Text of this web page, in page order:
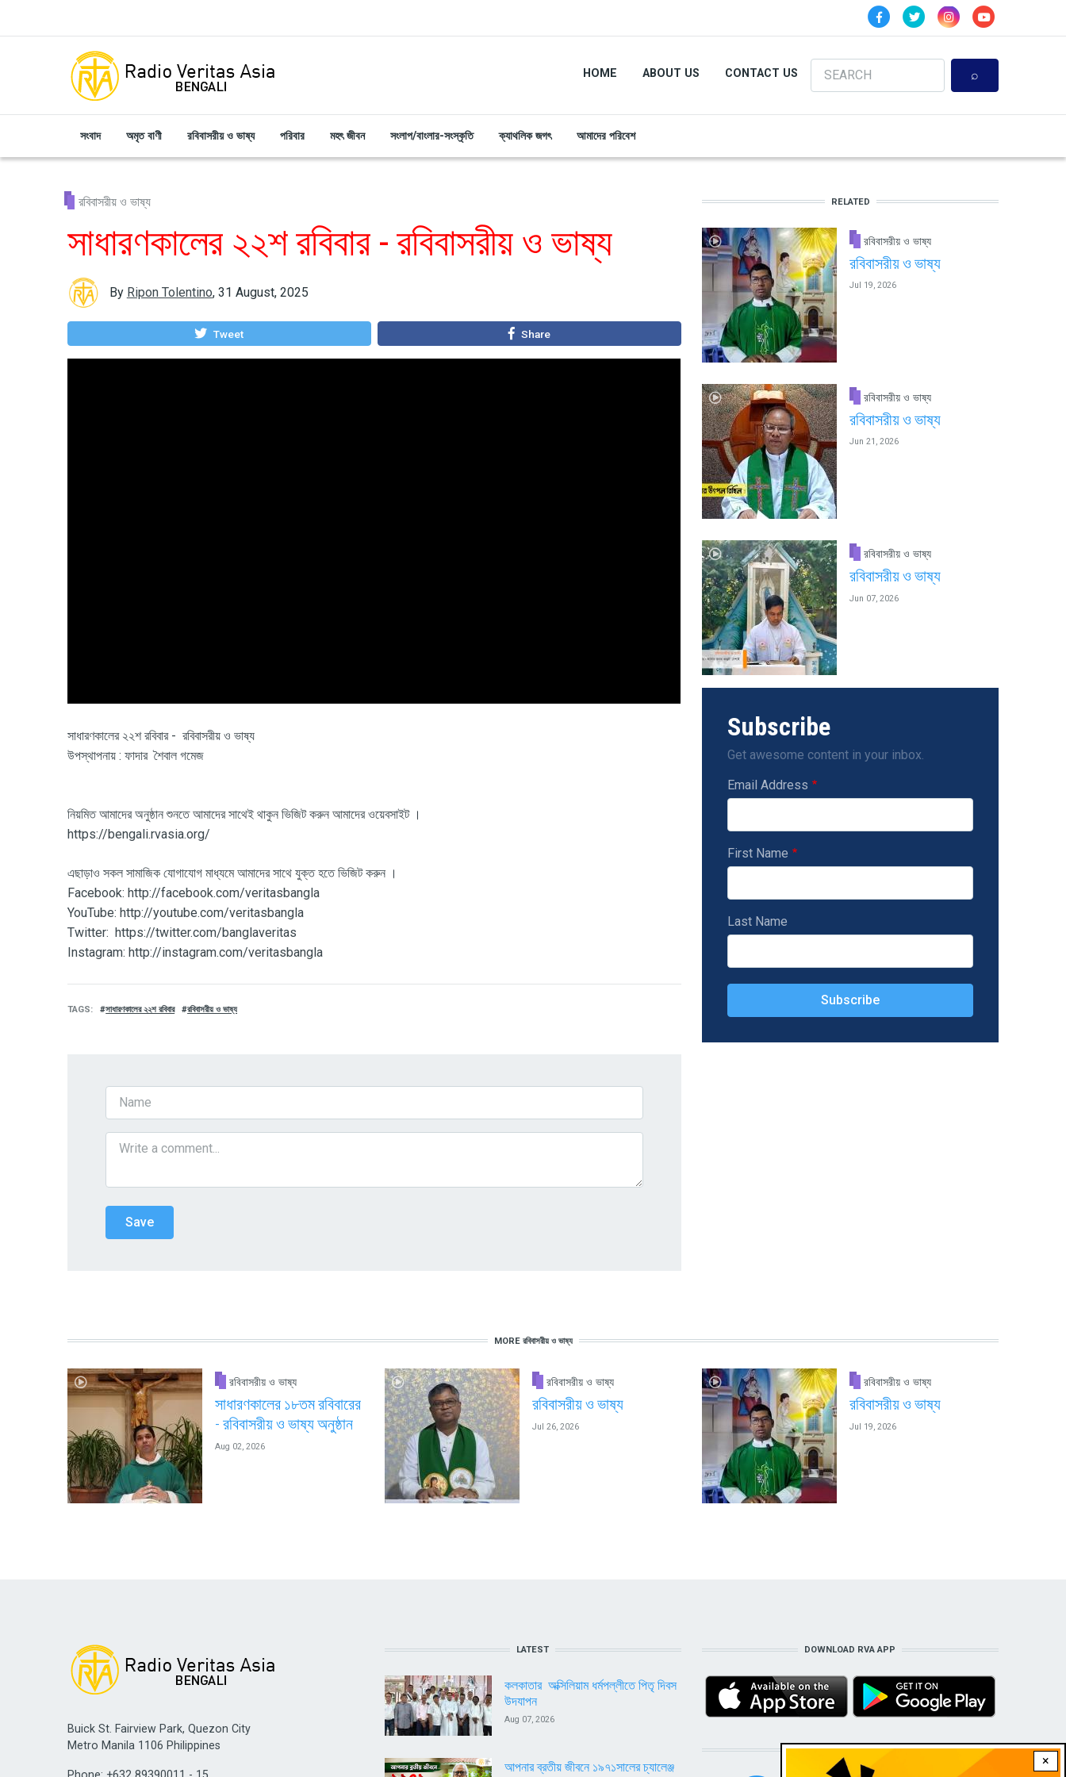
HOME ABOUT US CONTACT US Search
সংবাদ অমৃত বাণী রবিবাসরীয় ও ভাষ্য পরিবার মহৎ জীবন সংলাপ/বাংলার-সংস্কৃতি ক্যাথলিক জগৎ আমাদের পরিবেশ
রবিবাসরীয় ও ভাষ্য
সাধারণকালের ২২শ রবিবার - রবিবাসরীয় ও ভাষ্য
By Ripon Tolentino, 31 August, 2025
Tweet Share
সাধারণকালের ২২শ রবিবার - রবিবাসরীয় ও ভাষ্য
উপস্থাপনায় : ফাদার শৈবাল গমেজ
নিয়মিত আমাদের অনুষ্ঠান শুনতে আমাদের সাথেই থাকুন ভিজিট করুন আমাদের ওয়েবসাইট ।
https://bengali.rvasia.org/
এছাড়াও সকল সামাজিক যোগাযোগ মাধ্যমে আমাদের সাথে যুক্ত হতে ভিজিট করুন ।
Facebook: http://facebook.com/veritasbangla
YouTube: http://youtube.com/veritasbangla
Twitter: https://twitter.com/banglaveritas
Instagram: http://instagram.com/veritasbangla
TAGS সাধারণকালের ২২শ রবিবার রবিবাসরীয় ও ভাষ্য
RELATED
রবিবাসরীয় ও ভাষ্য
রবিবাসরীয় ও ভাষ্য
Jul 19, 2026
রবিবাসরীয় ও ভাষ্য
রবিবাসরীয় ও ভাষ্য
Jun 21, 2026
রবিবাসরীয় ও ভাষ্য
রবিবাসরীয় ও ভাষ্য
Jun 07, 2026
Subscribe
Get awesome content in your inbox.
Email Address
First Name
Last Name
MORE রবিবাসরীয় ও ভাষ্য
রবিবাসরীয় ও ভাষ্য
সাধারণকালের ১৮তম রবিবারের
- রবিবাসরীয় ও ভাষ্য অনুষ্ঠান
Aug 02, 2026
রবিবাসরীয় ও ভাষ্য
রবিবাসরীয় ও ভাষ্য
Jul 26, 2026
রবিবাসরীয় ও ভাষ্য
রবিবাসরীয় ও ভাষ্য
Jul 19, 2026
×
Buick St. Fairview Park, Quezon City
Metro Manila 1106 Philippines
LATEST
কলকাতার অক্সিলিয়াম ধর্মপল্লীতে পিতৃ দিবস
উদযাপন
Aug 07, 2026
আপনার ব্রতীয় জীবনে ১৯৭১সালের চ্যালেঞ্জ
DOWNLOAD RVA APP
STAY CONNECTED WITH US!